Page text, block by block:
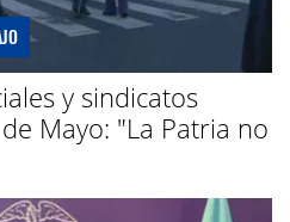
y sindicatos
Mayo: "La Patria no